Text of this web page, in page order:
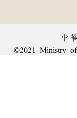
中
©2021 Ministry